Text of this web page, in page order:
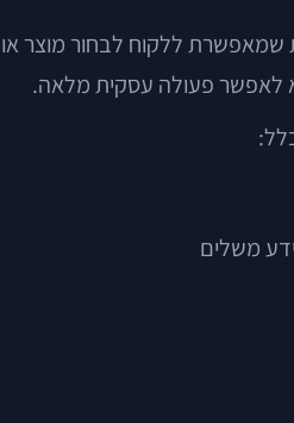
שמאפשרת ללקוח לבחור מוצר
לאפשר פעולה עסקית מלאה.
משלים